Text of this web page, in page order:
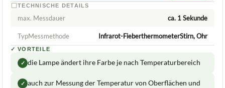
TECHNISCHE DETAILS
max. Messdauer ca. 1 Sekunde
TypMessmethode Infrarot-FieberthermometerStirn, Ohr
✓ VORTEILE
✓ die Lampe ändert ihre Farbe je nach Temperaturbereich
✓ auch zur Messung der Temperatur von Oberflächen und